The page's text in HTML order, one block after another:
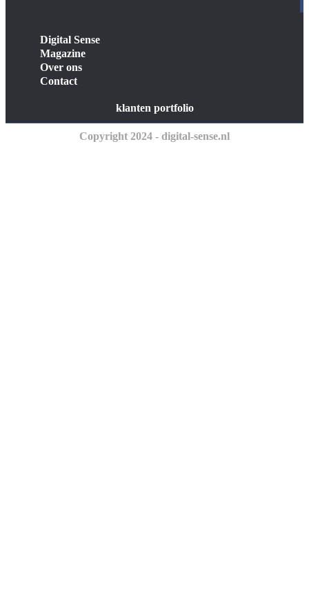
Digital Sense
Magazine
Over ons
Contact
klanten portfolio
Copyright 2024 - digital-sense.nl